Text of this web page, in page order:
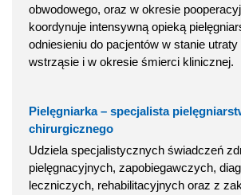
obwodowego, oraz w okresie
koordynuje intensywną opieką
odniesieniu do pacjentów w stanie
wstrząsie i w okresie śmierci klinicznej.
Pielęgniarka – specjalista
chirurgicznego
Udziela specjalistycznych świadczeń
pielęgnacyjnych, zapobiegawczych,
leczniczych, rehabilitacyjnych oraz z